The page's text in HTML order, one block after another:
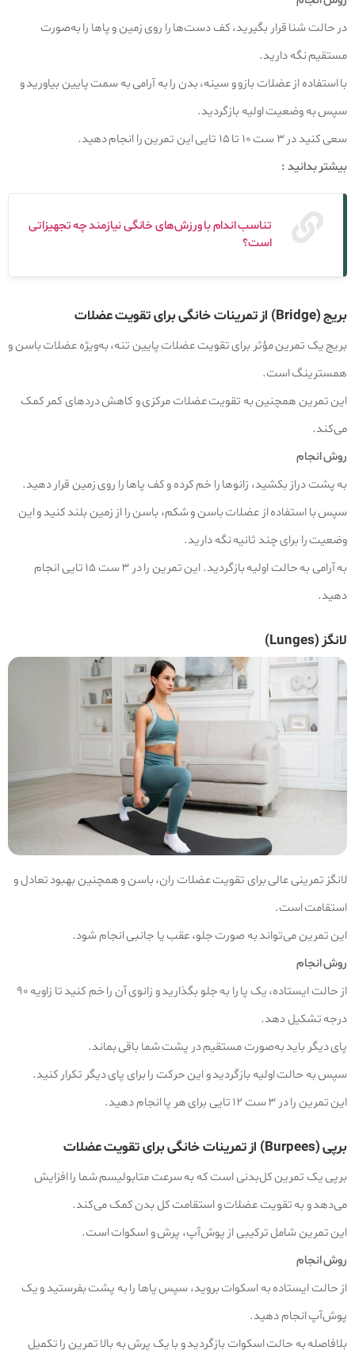
در حالت شنا قرار بگیرید، کف دست‌ها را روی زمین و پاها را به‌صورت
مستقیم نگه دارید.
با استفاده از عضلات بازو و سینه، بدن را به آرامی به سمت پایین بیاورید و
سپس به وضعیت اولیه بازگردید.
سعی کنید در ۳ ست ۱۰ تا ۱۵ تایی این تمرین را انجام دهید.
بیشتر بدانید :
تناسب اندام با ورزش‌های خانگی نیازمند چه تجهیزاتی
است؟
بریج (Bridge) از تمرینات خانگی برای تقویت عضلات
بریج یک تمرین مؤثر برای تقویت عضلات پایین‌ تنه، به‌ویژه عضلات باسن و
همسترینگ است.
این تمرین همچنین به تقویت عضلات مرکزی و کاهش دردهای کمر کمک
می‌کند.
روش انجام
به پشت دراز بکشید، زانوها را خم کرده و کف پاها را روی زمین قرار دهید.
سپس با استفاده از عضلات باسن و شکم، باسن را از زمین بلند کنید و این
وضعیت را برای چند ثانیه نگه دارید.
به آرامی به حالت اولیه بازگردید. این تمرین را در ۳ ست ۱۵ تایی انجام
دهید.
لانگز (Lunges)
لانگز تمرینی عالی برای تقویت عضلات ران، باسن و همچنین بهبود تعادل و
استقامت است.
این تمرین می‌تواند به صورت جلو، عقب یا جانبی انجام شود.
روش انجام
از حالت ایستاده، یک پا را به جلو بگذارید و زانوی آن را خم کنید تا زاویه ۹۰
درجه تشکیل دهد.
پای دیگر باید به‌صورت مستقیم در پشت شما باقی بماند.
سپس به حالت اولیه بازگردید و این حرکت را برای پای دیگر تکرار کنید.
این تمرین را در ۳ ست ۱۲ تایی برای هر پا انجام دهید.
برپی (Burpees) از تمرینات خانگی برای تقویت عضلات
برپی یک تمرین کل‌بدنی است که به سرعت متابولیسم شما را افزایش
می‌دهد و به تقویت عضلات و استقامت کل بدن کمک می‌کند.
این تمرین شامل ترکیبی از پوش‌آپ، پرش و اسکوات است.
روش انجام
از حالت ایستاده به اسکوات بروید، سپس پاها را به پشت بفرستید و یک
پوش‌آپ انجام دهید.
بلافاصله به حالت اسکوات بازگردید و با یک پرش به بالا تمرین را تکمیل